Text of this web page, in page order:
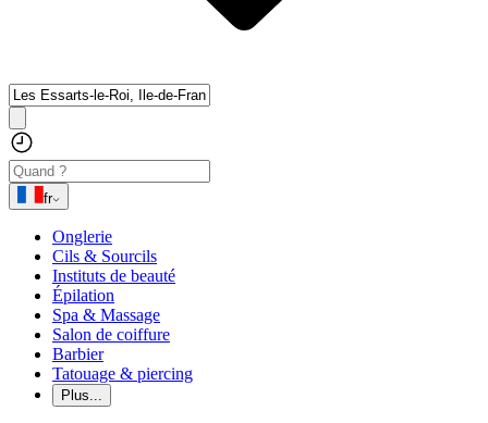
fr
Onglerie
Cils & Sourcils
Instituts de beauté
Épilation
Spa & Massage
Salon de coiffure
Barbier
Tatouage & piercing
Plus...